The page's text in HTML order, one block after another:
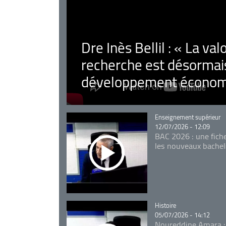
Dre Inès Bellil : « La
recherche est
développement
Catégorie
Enseignement supérieur
12/07/2026 - 12:09
BAC 2026 : une
les nouveaux
Catégorie
Histoire
05/07/2026 - 14:12